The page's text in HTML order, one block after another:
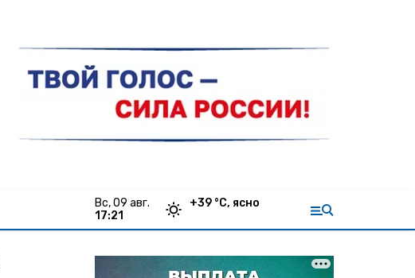
вс, 09 авг.
17:21
+39 °С, ясно